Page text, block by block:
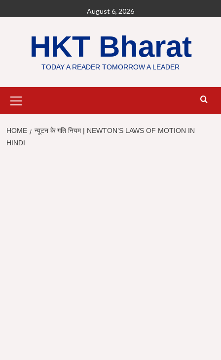
to
August 6, 2026
HKT Bharat
TODAY A READER TOMORROW A LEADER
Menu
HOME
न्यूटन के गति नियम | NEWTON’S LAWS OF MOTION IN
HINDI